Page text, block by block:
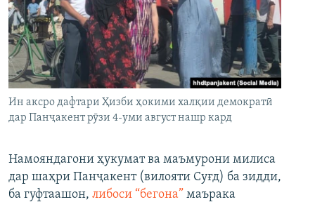
Ин аксро дафтари Ҳизби ҳокими халқии демократӣ
дар Панҷакент рӯзи 4-уми август нашр кард
Намояндагони ҳукумат ва маъмурони милиса
дар шаҳри Панҷакент (вилояти Суғд) ба зидди,
ба гуфтаашон, либоси “бегона” маърака